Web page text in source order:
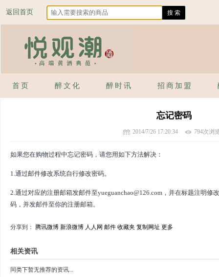
返回首页
首页 醉文化 醉时讯 招商加盟
忘记密码
2014/7/26 17:20:34 794次浏
如果您在购物过程中忘记密码，请您用如下方法解决：
1.通过邮件修改系统自行修改密码。
2.通过对应的注册邮箱发邮件至yueguanchao@126.com，并在标题注明修
码，并发邮件至你的注册邮箱。
分享到： 腾讯微博 新浪微博 人人网 邮件 收藏夹 复制网址 更多
相关资讯
同类下暂无推荐的资讯...